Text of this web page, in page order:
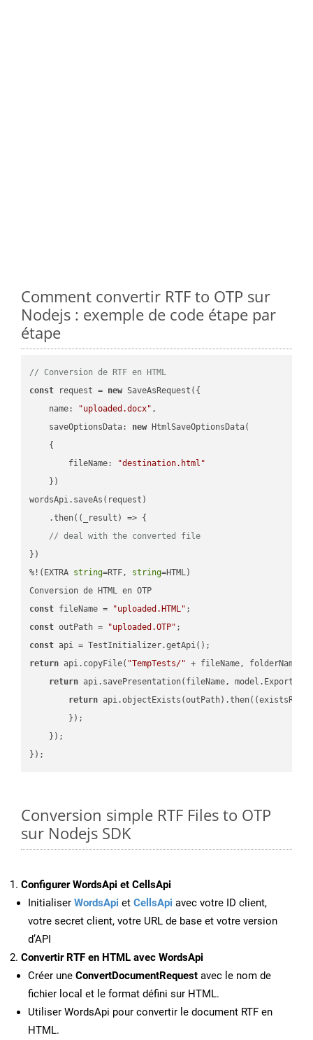
Comment convertir RTF to OTP sur
Nodejs : exemple de code étape par
étape
// Conversion de RTF en HTML
const request = new SaveAsRequest({
name: "uploaded.docx" ,
saveOptionsData: new HtmlSaveOptionsData(
    {
fileName:
"destination.html"
    })
wordsApi.saveAs(request)
    .then(
( _result ) => {
// deal with the converted file
})
%!(EXTRA string=RTF, string=HTML)
const fileName = "uploaded.HTML"
const outPath = "uploaded.OTP"
const
return api.copyFile( "TempTests/" + fileName, folderName +
return api.savePresentation(fileName,
return api.objectExists(outPath).then( (
        });
    });
Conversion simple RTF Files to OTP
sur Nodejs SDK
Configurer WordsApi et CellsApi
Initialiser WordsApi et CellsApi avec votre ID client,
votre secret client, votre URL de base et votre version
d’API
Convertir RTF en HTML avec WordsApi
Créer une ConvertDocumentRequest avec le nom de
fichier local et le format défini sur HTML.
Utiliser WordsApi pour convertir le document RTF en
HTML.